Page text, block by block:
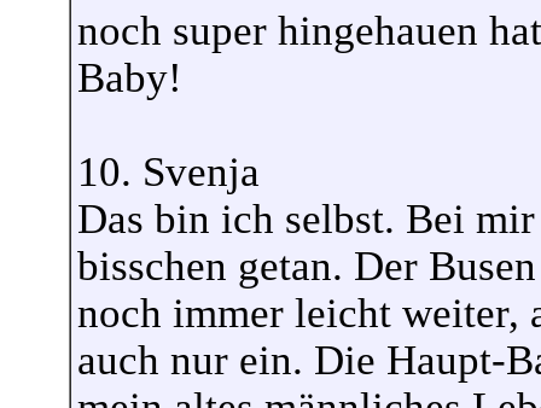
noch super hingehauen
Baby!
10. Svenja
Das bin ich selbst. Bei
bisschen getan. Der
noch immer leicht weiter,
auch nur ein. Die Haupt-